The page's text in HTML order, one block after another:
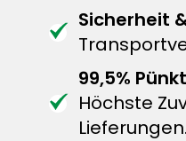
Sicherheit
99,5%
Höchste
Lieferungen.